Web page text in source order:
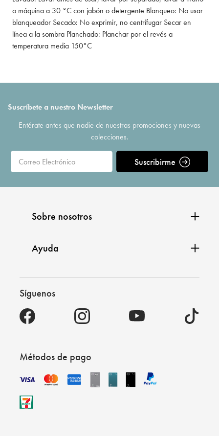
o máquina a 30 °C con jabón o detergente Blanqueo: No usar
blanqueador Secado: No exprimir, no centrifugar Secar en
línea a la sombra Planchado: Planchar por el revés a
temperatura media 150°C
Suscríbete a nuestro Newsletter
Entérate antes que nadie de nuestras promociones y nuevas
colecciones.
Suscribirme
Sobre nosotros
Ayuda
Síguenos
Métodos de pago